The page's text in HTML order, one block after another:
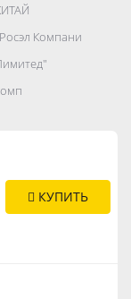
Компани
КУПИТЬ